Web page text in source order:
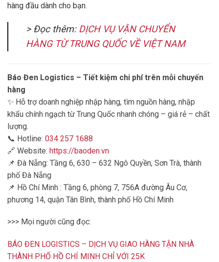
hàng đầu dành cho bạn.
> Đọc thêm: DỊCH VỤ VẬN CHUYỂN
HÀNG TỪ TRUNG QUỐC VỀ VIỆT NAM
Báo Đen Logistics – Tiết kiệm chi phí trên mỗi chuyến
hàng
✨ Hỗ trợ doanh nghiệp nhập hàng, tìm nguồn hàng, nhập
khẩu chính ngạch từ Trung Quốc nhanh chóng – giá rẻ – chất
lượng.
📞 Hotline: 034 257 1688
🔗 Website: https://baoden.vn
📌 Đà Nẵng: Tầng 6, 630 – 632 Ngô Quyền, Sơn Trà, thành
phố Đà Nẵng
📌 Hồ Chí Minh : Tầng 6, phòng 7, 756A đường Âu Cơ,
phương 14, quận Tân Bình, thành phố Hồ Chí Minh
>>> Mọi người cũng đọc:
BÁO ĐEN LOGISTICS – DỊCH VỤ GIAO HÀNG TẬN NHÀ
THÀNH PHỐ HỒ CHÍ MINH CHỈ VỚI 25K